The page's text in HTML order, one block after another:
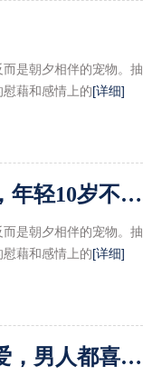
是朝夕相伴的宠物。抽
藉和感情上的[详细]
39岁宋佳保持真好，衬衫搭牛仔裤飒爽帅气，年轻10岁不是问题
是朝夕相伴的宠物。抽
藉和感情上的[详细]
张雪迎穿波点开叉裙秀美腿，长相清纯惹人爱，男人都喜欢这款